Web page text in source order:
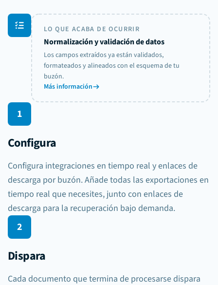
LO QUE ACABA DE OCURRIR
Normalización y validación de datos
Los campos extraídos ya están validados,
formateados y alineados con el esquema de tu
buzón.
Más información
1
Configura
Configura integraciones en tiempo real y enlaces de
descarga por buzón. Añade todas las exportaciones en
tiempo real que necesites, junto con enlaces de
descarga para la recuperación bajo demanda.
document.processed
Slack
2
Dispara
Cada documento que termina de procesarse dispara